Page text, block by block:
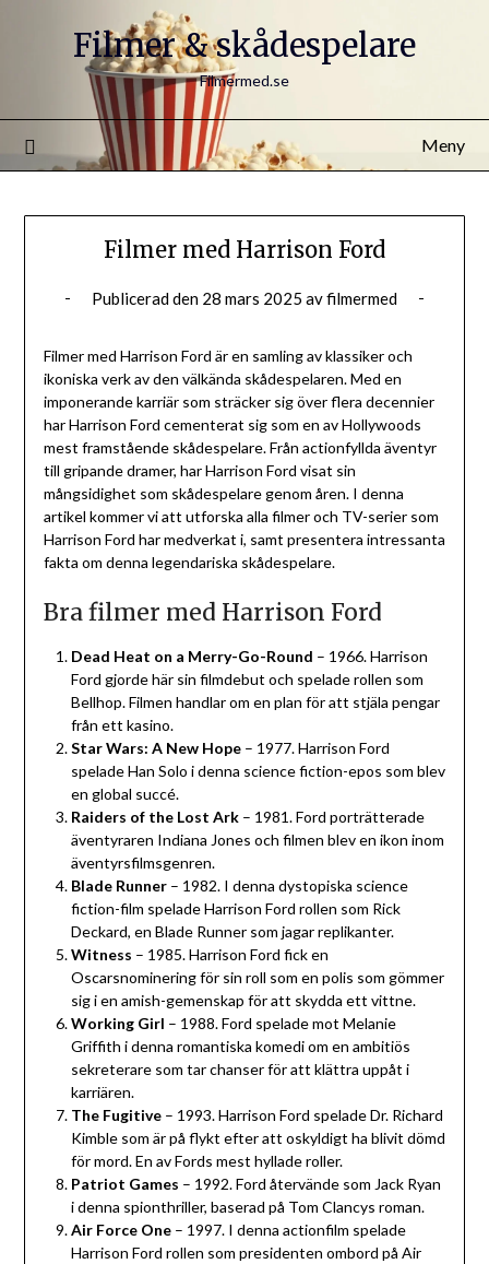
Filmer & skådespelare
Filmermed.se
Meny
Filmer med Harrison Ford
Publicerad den 28 mars 2025 avfilmermed
Filmer med Harrison Ford är en samling av klassiker och
ikoniska verk av den välkända skådespelaren. Med en
imponerande karriär som sträcker sig över flera decennier
har Harrison Ford cementerat sig som en av Hollywoods
mest framstående skådespelare. Från actionfyllda äventyr
till gripande dramer, har Harrison Ford visat sin
mångsidighet som skådespelare genom åren. I denna
artikel kommer vi att utforska alla filmer och TV-serier som
Harrison Ford har medverkat i, samt presentera intressanta
fakta om denna legendariska skådespelare.
Bra filmer med Harrison Ford
Dead Heat on a Merry-Go-Round – 1966. Harrison
Ford gjorde här sin filmdebut och spelade rollen som
Bellhop. Filmen handlar om en plan för att stjäla pengar
från ett kasino.
Star Wars: A New Hope– 1977. Harrison Ford
spelade Han Solo i denna science fiction-epos som blev
en global succé.
Raiders of the Lost Ark– 1981. Ford porträtterade
äventyraren Indiana Jones och filmen blev en ikon inom
äventyrsfilmsgenren.
Blade Runner– 1982. I denna dystopiska science
fiction-film spelade Harrison Ford rollen som Rick
Deckard, en Blade Runner som jagar replikanter.
Witness – 1985. Harrison Ford fick en
Oscarsnominering för sin roll som en polis som gömmer
sig i en amish-gemenskap för att skydda ett vittne.
Working Girl – 1988. Ford spelade mot Melanie
Griffith i denna romantiska komedi om en ambitiös
sekreterare som tar chanser för att klättra uppåt i
karriären.
The Fugitive– 1993. Harrison Ford spelade Dr. Richard
Kimble som är på flykt efter att oskyldigt ha blivit dömd
för mord. En av Fords mest hyllade roller.
Patriot Games – 1992. Ford återvände som Jack Ryan
i denna spionthriller, baserad på Tom Clancys roman.
Air Force One– 1997. I denna actionfilm spelade
Harrison Ford rollen som presidenten ombord på Air